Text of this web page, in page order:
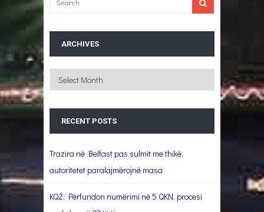
ARCHIVES
Archives
RECENT POSTS
Trazira në Belfast pas sulmit me thikë,
autoritetet paralajmërojnë masa
KQZ: Përfundon numërimi në 5 QKN, procesi